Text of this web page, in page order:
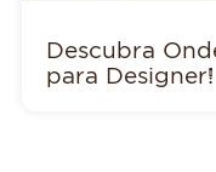
Descubra
para Designer!